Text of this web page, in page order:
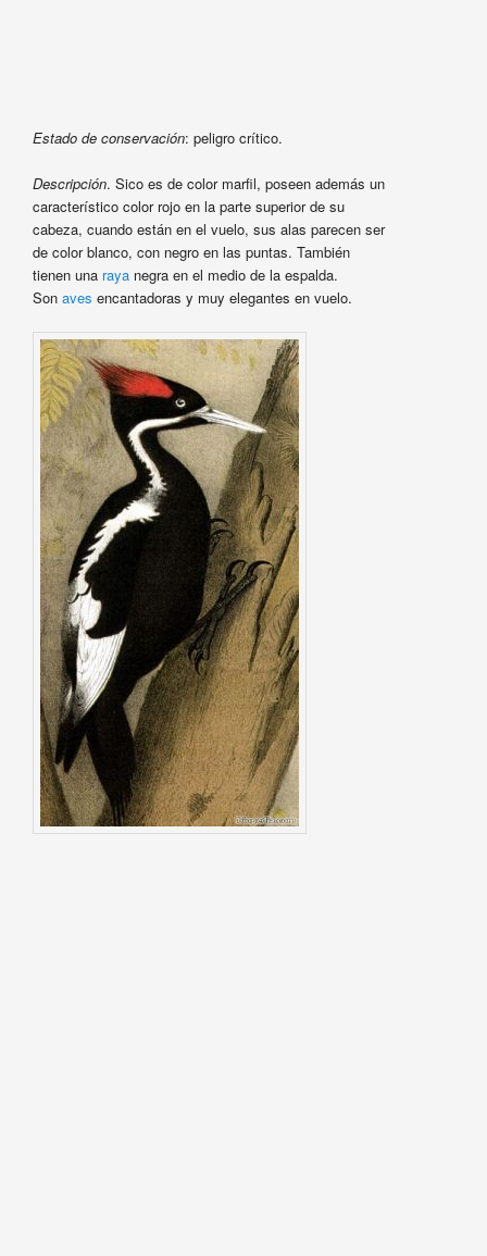
Estado de conservación: peligro crítico.
Descripción. Sico es de color marfil, poseen además un
característico color rojo en la parte superior de su
cabeza, cuando están en el vuelo, sus alas parecen ser
de color blanco, con negro en las puntas. También
tienen una rayanegra en el medio de la espalda.
Son aves encantadoras y muy elegantes en vuelo.